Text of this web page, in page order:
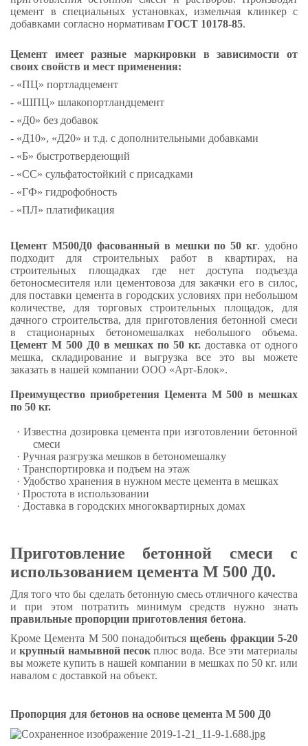
цемент в специальных установках, измельчая клинкер с
добавками согласно нормативам ГОСТ 10178-85.
Цемент имеет разные маркировки в зависимости от
своих свойств и мест применения:
- «ПЦ» портладцемент
- «ШПЦ» шлакопортландцемент
- «Д0» без добавок
- «Д10», «Д20» и т.д. с дополнительными добавками
- «Б» быстротвердеющий
- «СС» сульфатостойкий с присадками
- «ГФ» гидрофобность
- «ПЛ» платификация
Цемент М500Д0 фасованный в мешки по 50 кг. удобно
подходит для строительных работ в квартирах, на
строительных площадках где нет доступа подъезда
бетоносмесителя или цементовоза для закачки его в силос,
для поставки цемента в городских условиях при небольшом
количестве, для торговых строительных площадок, для
дачного строительства, для приготовления бетонной смеси
в стационарных бетономешалках небольшого объема.
Цемент М 500 Д0 в мешках по 50 кг. доставка от одного
мешка, складирование и выгрузка все это вы можете
заказать в нашей компании ООО «Арт-Блок».
Преимущество приобретения Цемента М 500 в мешках
по 50 кг.
· Известна дозировка цемента при изготовлении бетонной
смеси
· Ручная разгрузка мешков в бетономешалку
· Транспортировка и подъем на этаж
· Удобство хранения в нужном месте цемента в мешках
· Простота в использовании
· Доставка в городских многоквартирных домах
Приготовление бетонной смеси с
использованием цемента М 500 Д0.
Для того что бы сделать бетонную смесь отличного качества
и при этом потратить минимум средств нужно знать
правильные пропорции приготовления бетона.
Кроме Цемента М 500 понадобитьсящебень фракции 5-20
икрупный намывной песокплюс вода. Все эти материалы
вы можете купить в нашей компании в мешках по 50 кг. или
навалом с доставкой на объект.
Пропорция для бетонов на основе цемента М 500 Д0